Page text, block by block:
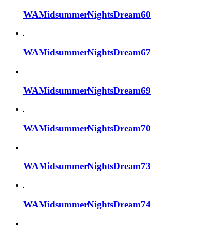
WAMidsummerNightsDream60
WAMidsummerNightsDream67
WAMidsummerNightsDream69
WAMidsummerNightsDream70
WAMidsummerNightsDream73
WAMidsummerNightsDream74